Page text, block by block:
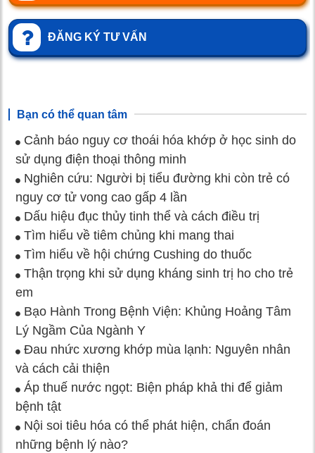
ĐĂNG KÝ TƯ VẤN
Bạn có thể quan tâm
Cảnh báo nguy cơ thoái hóa khớp ở học sinh do
sử dụng điện thoại thông minh
Nghiên cứu: Người bị tiểu đường khi còn trẻ có
nguy cơ tử vong cao gấp 4 lần
Dấu hiệu đục thủy tinh thể và cách điều trị
Tìm hiểu về tiêm chủng khi mang thai
Tìm hiểu về hội chứng Cushing do thuốc
Thận trọng khi sử dụng kháng sinh trị ho cho trẻ
em
Bạo Hành Trong Bệnh Viện: Khủng Hoảng Tâm
Lý Ngầm Của Ngành Y
Đau nhức xương khớp mùa lạnh: Nguyên nhân
và cách cải thiện
Áp thuế nước ngọt: Biện pháp khả thi để giảm
bệnh tật
Nội soi tiêu hóa có thể phát hiện, chẩn đoán
những bệnh lý nào?